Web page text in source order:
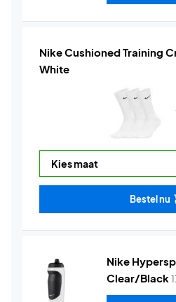
Nike Cushioned Training
White
Bestel nu
Nike
Clear/Black